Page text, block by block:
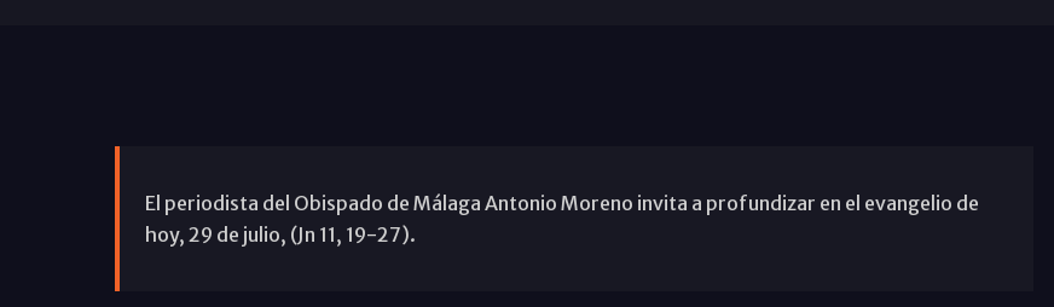
El periodista del Obispado de Málaga Antonio Moreno invita a profundizar en el evangelio de
hoy, 29 de julio, (Jn 11, 19-27).